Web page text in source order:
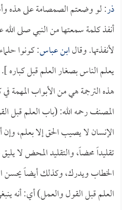
ذر: لو وضعتم الصمصامة على هذه
أنفذ كلمة سمعتها من النبي صلى
لأنفذتها. وقالابن عباس: كونوا
يعلم الناس بصغار العلم قبل كباره ].
هذه الترجمة هي من الأبواب المهمة
المصنف رحمه الله: (باب العلم قبل
الإنسان لا يصيب الحق إلا بعلم،
تقليداً محضاً، والتقليد المحض لا
الخطاب ويدرك، وكذلك أيضاً يحسن
العلم قبل القول والعمل) أي: أنه